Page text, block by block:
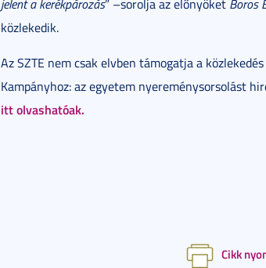
jelent a kerékpározás” –sorolja az előnyöket Boros
közlekedik.
Az SZTE nem csak elvben támogatja a
Kampányhoz: az egyetem nyereménysorsolást
itt olvashatóak.
Cikk